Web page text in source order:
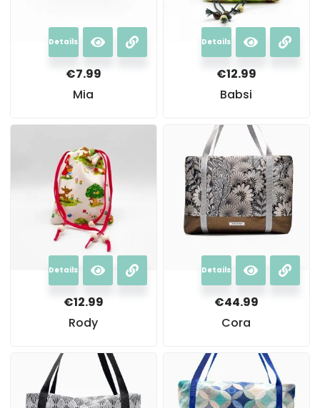
Details
€7.99
Mia
Details
€12.99
Babsi
Details
€12.99
Rody
Details
€44.99
Cora